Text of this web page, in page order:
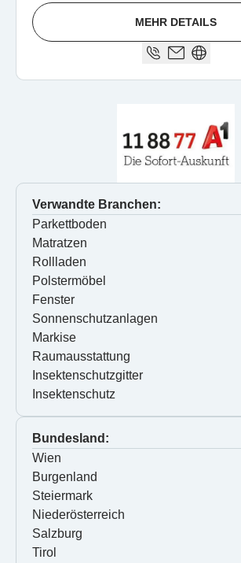
MEHR DETAILS
Verwandte Branchen:
Parkettboden
Matratzen
Rollladen
Polstermöbel
Fenster
Sonnenschutzanlagen
Markise
Raumausstattung
Insektenschutzgitter
Insektenschutz
Bundesland:
Wien
Burgenland
Steiermark
Niederösterreich
Salzburg
Tirol